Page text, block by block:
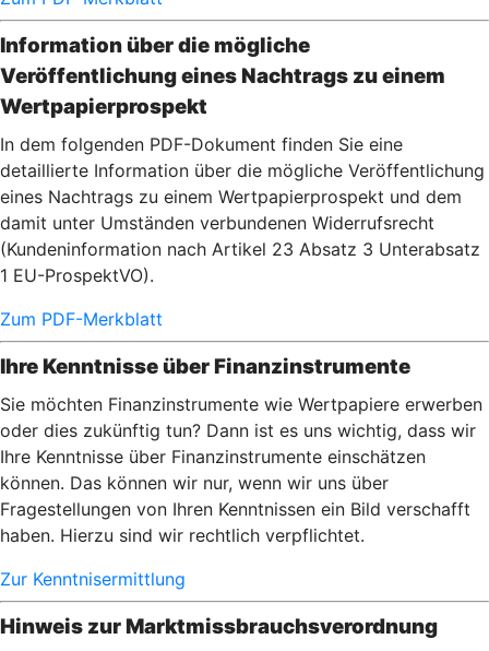
Information über die mögliche
Veröffentlichung eines Nachtrags zu einem
Wertpapierprospekt
In dem folgenden PDF-Dokument finden Sie eine
detaillierte Information über die mögliche Veröffentlichung
eines Nachtrags zu einem Wertpapierprospekt und dem
damit unter Umständen verbundenen Widerrufsrecht
(Kundeninformation nach Artikel 23 Absatz 3 Unterabsatz
1 EU-ProspektVO).
Zum PDF-Merkblatt
Ihre Kenntnisse über Finanzinstrumente
Sie möchten Finanzinstrumente wie Wertpapiere erwerben
oder dies zukünftig tun? Dann ist es uns wichtig, dass wir
Ihre Kenntnisse über Finanzinstrumente einschätzen
können. Das können wir nur, wenn wir uns über
Fragestellungen von Ihren Kenntnissen ein Bild verschafft
haben. Hierzu sind wir rechtlich verpflichtet.
Zur Kenntnisermittlung
Hinweis zur Marktmissbrauchsverordnung